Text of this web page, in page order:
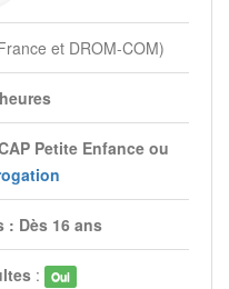
et DROM-COM)
Petite Enfance ou
: Dès 16 ans
: Oui